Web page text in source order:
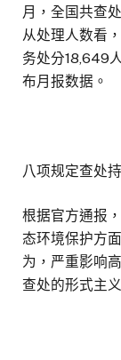
月，全国共查
从处理人数看
务处分18,649
布月报数据。
八项规定查处
根据官方通报
态环境保护方
为，严重影响
查处的形式主